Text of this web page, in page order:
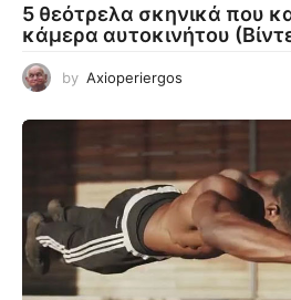
5 θεότρελα σκηνικά που
κάμερα αυτοκινήτου
by Axioperiergos